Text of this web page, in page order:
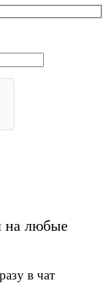
на любые
в чат